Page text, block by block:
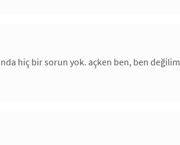
hiç bir sorun yok. açken ben, ben değilim